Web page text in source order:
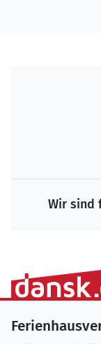
Wir sind